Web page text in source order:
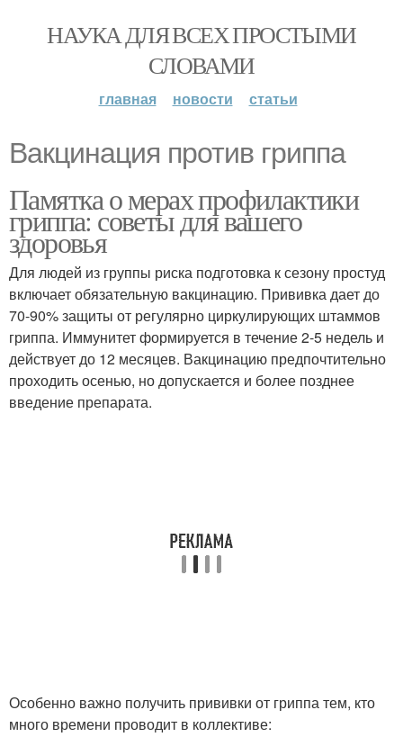
НАУКА ДЛЯ ВСЕХ ПРОСТЫМИ
СЛОВАМИ
главная новости статьи
Вакцинация против гриппа
Памятка о мерах профилактики
гриппа: советы для вашего
здоровья
Для людей из группы риска подготовка к сезону простуд
включает обязательную вакцинацию. Прививка дает до
70-90% защиты от регулярно циркулирующих штаммов
гриппа. Иммунитет формируется в течение 2-5 недель и
действует до 12 месяцев. Вакцинацию предпочтительно
проходить осенью, но допускается и более позднее
введение препарата.
Особенно важно получить прививки от гриппа тем, кто
много времени проводит в коллективе: